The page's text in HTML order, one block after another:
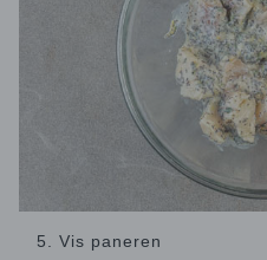
5. Vis paneren